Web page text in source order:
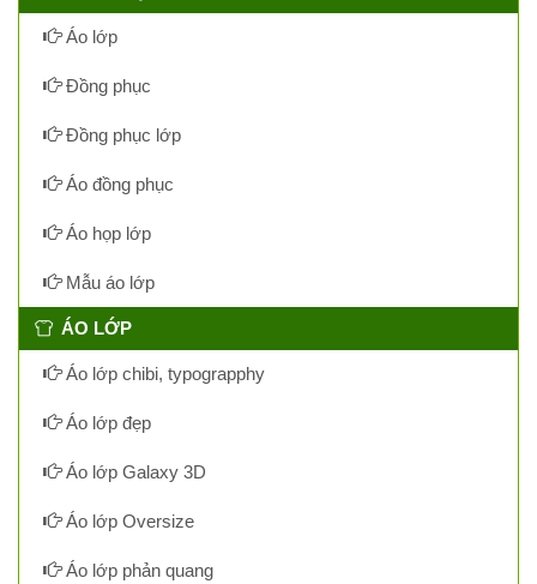
Áo lớp
Đồng phục
Đồng phục lớp
Áo đồng phục
Áo họp lớp
Mẫu áo lớp
ÁO LỚP
Áo lớp chibi, typograpphy
Áo lớp đẹp
Áo lớp Galaxy 3D
Áo lớp Oversize
Áo lớp phản quang